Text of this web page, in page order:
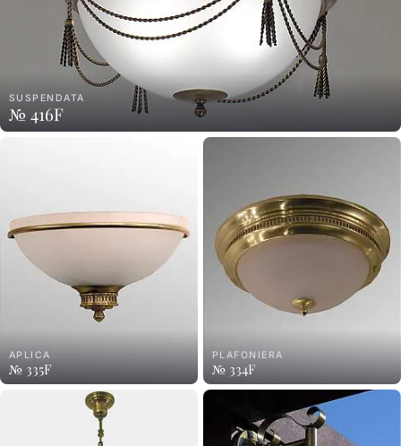
SUSPENDATA
№ 416F
APLICA
№ 335F
PLAFONIERA
№ 334F